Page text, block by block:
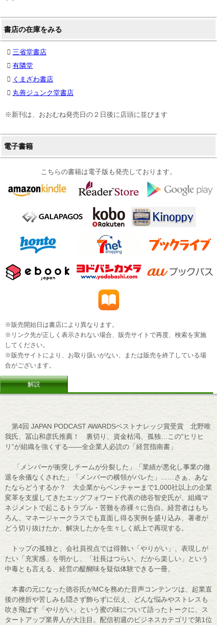
書店の在庫をみる
三省堂書店
有隣堂
くまざわ書店
丸善ジュンク堂書店
※新刊は、おおむね発売日の２日後に店頭に並びます
電子書籍
こちらの書籍は電子版も発売しております。
※販売開始日は書店により異なります。
※リンク先が正しく表示されない場合、販売サイトで再度、検索を実施
してください。
※販売サイトにより、お取り扱いがない、または販売を終了している場
合がございます。
解説
第4回 JAPAN PODCAST AWARDSベストナレッジ賞受賞 北野唯
我氏、冨山和彦氏推薦！ 裏切り、資金枯渇、孤独…この“ヒリヒ
リ”が組織を強くする――全企業人必読の「経営指南書」
「メンバーが衝突しチームが分裂した」「業績が悪化し事業の撤
退を余儀なくされた」「メンバーの横領がバレた」……さぁ、あな
たならどうするか？ 大企業からベンチャーまで1,000社以上の企業
変革を支援してきたエッグフォワード代表の徳谷智史氏が、組織マ
ネジメントで起こるトラブル・苦難を赤裸々に告白。経営者はもち
ろん、マネージャークラスでも直面し得る実例を盛り込み、著者が
どう切り抜けたか、解決したかを生々しく紙上で再現する。
トップの孤独と、会社員視点では得難い「やりがい」、表現しが
たい「充実感」を明かし、「社長はつらい、だから楽しい」という
中毒とも言える、経営の醍醐味を疑似体験できる一冊。
本書の元になった徳谷氏がMCを務めた音声コンテンツは、起業直
後の挫折や苦しみも隠さず飾らずに伝え、どんな悩みやストレスも
吹き飛ばす「やりがい」という蜜の味について語ったトークに、ス
タートアップ業界人が大注目。配信初週のビジネスカテゴリで第1位